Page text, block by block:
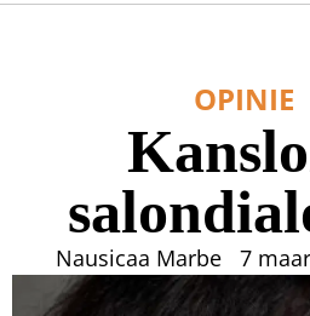
OPINIE
Nausicaa Marbe 7